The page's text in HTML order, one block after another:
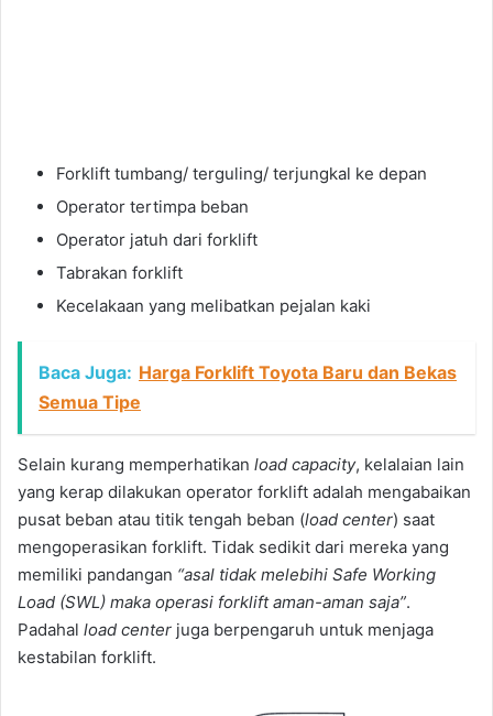
Forklift tumbang/ terguling/ terjungkal ke depan
Operator tertimpa beban
Operator jatuh dari forklift
Tabrakan forklift
Kecelakaan yang melibatkan pejalan kaki
Baca Juga: Harga Forklift Toyota Baru dan Bekas
Semua Tipe
Selain kurang memperhatikan load capacity, kelalaian lain
yang kerap dilakukan operator forklift adalah mengabaikan
pusat beban atau titik tengah beban (load center) saat
mengoperasikan forklift. Tidak sedikit dari mereka yang
memiliki pandangan “asal tidak melebihi Safe Working
Load (SWL) maka operasi forklift aman-aman saja”.
Padahal load center juga berpengaruh untuk menjaga
kestabilan forklift.